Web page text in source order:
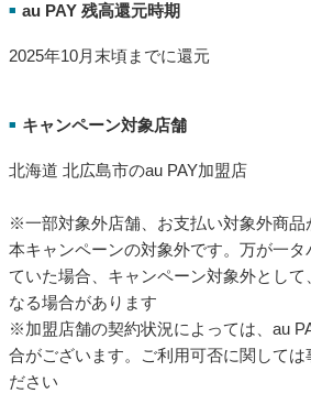
■ au PAY 残高還元時期
2025年10月末頃までに還元
■ キャンペーン対象店舗
北海道 北広島市のau PAY加盟店
※一部対象外店舗、お支払い対象外商品
本キャンペーンの対象外です。万が一
ていた場合、キャンペーン対象外として
なる場合があります
※加盟店舗の契約状況によっては、au
合がございます。ご利用可否に関しては
ださい